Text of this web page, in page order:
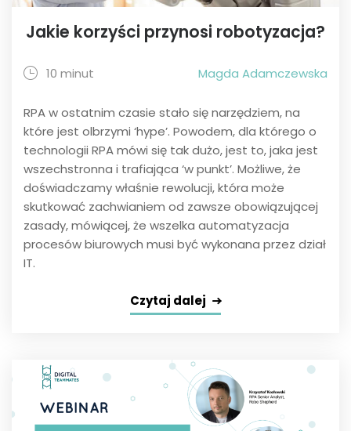
Jakie korzyści przynosi robotyzacja?
10 minut Magda Adamczewska
RPA w ostatnim czasie stało się narzędziem, na
które jest olbrzymi ‘hype’. Powodem, dla którego o
technologii RPA mówi się tak dużo, jest to, jaka jest
wszechstronna i trafiająca ‘w punkt’. Możliwe, że
doświadczamy właśnie rewolucji, która może
skutkować zachwianiem od zawsze obowiązującej
zasady, mówiącej, że wszelka automatyzacja
procesów biurowych musi być wykonana przez dział
IT.
Czytaj dalej